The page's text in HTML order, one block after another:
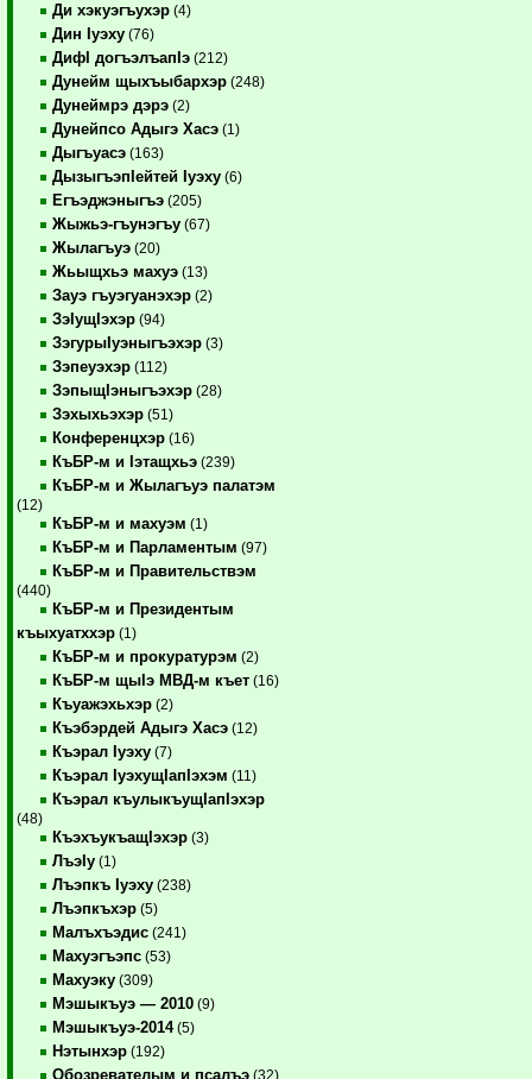
Ди хэкуэгъухэр (4)
Дин Iуэху (76)
ДифI догъэлъапIэ (212)
Дунейм щыхъыбархэр (248)
Дунеймрэ дэрэ (2)
Дунейпсо Адыгэ Хасэ (1)
Дыгъуасэ (163)
ДызыгъэпIейтей Iуэху (6)
Егъэджэныгъэ (205)
Жыжьэ-гъунэгъу (67)
Жылагъуэ (20)
Жьыщхьэ махуэ (13)
Зауэ гъуэгуанэхэр (2)
ЗэIущIэхэр (94)
ЗэгурыIуэныгъэхэр (3)
Зэпеуэхэр (112)
ЗэпыщIэныгъэхэр (28)
Зэхыхьэхэр (51)
Конференцхэр (16)
КъБР-м и Iэтащхьэ (239)
КъБР-м и Жылагъуэ палатэм
(12)
КъБР-м и махуэм (1)
КъБР-м и Парламентым (97)
КъБР-м и Правительствэм
(440)
КъБР-м и Президентым
къыхуатххэр (1)
КъБР-м и прокуратурэм (2)
КъБР-м щыIэ МВД-м къет (16)
Къуажэхьхэр (2)
Къэбэрдей Адыгэ Хасэ (12)
Къэрал Iуэху (7)
Къэрал IуэхущIапIэхэм (11)
Къэрал къулыкъущIапIэхэр
(48)
КъэхъукъащIэхэр (3)
ЛъэIу (1)
Лъэпкъ Iуэху (238)
Лъэпкъхэр (5)
Малъхъэдис (241)
Махуэгъэпс (53)
Махуэку (309)
Мэшыкъуэ — 2010 (9)
Мэшыкъуэ-2014(5)
Нэтынхэр (192)
Обозревателым и псалъэ (32)